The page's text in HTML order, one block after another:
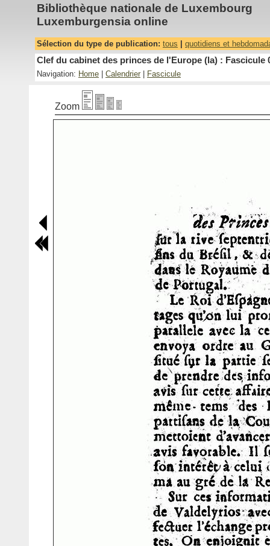
Bibliothèque nationale de Luxembourg
Luxemburgensia online
Sélection du type de publication: tous quotidiens et
Clef du cabinet des princes de l'Europe (la) : Fascicule
Navigation: Home Calendrier Fascicule
Zoom